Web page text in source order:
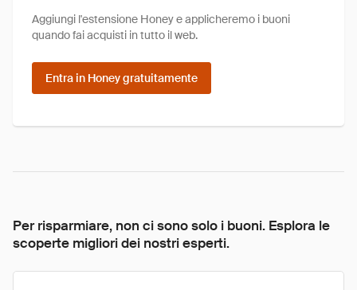
Aggiungi l'estensione Honey e applicheremo i buoni
quando fai acquisti in tutto il web.
Entra in Honey gratuitamente
Per risparmiare, non ci sono solo i buoni. Esplora le
scoperte migliori dei nostri esperti.